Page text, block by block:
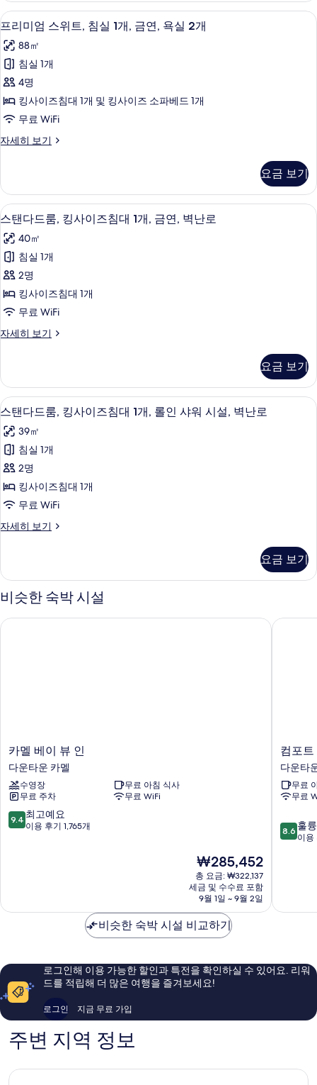
두
보
기
히
보
기
이
즈
침
대
1
개,
금
연,
식
욕
조
사
진
모
두
보
기
튜
디
킹
사
이
즈
침
대
개,
사
식
욕
조
자
세
히
보
기
프
리
미
엄
스
위
침
1
개,
금
연,
욕
실
2
개
사
두
보
기
프리미엄 스위트, 침실 1개, 금연, 욕실
6
프리미엄 스위트, 침실 1개, 금연, 욕실 2개
88㎡
침실 1개
4명
킹사이즈침대 1개 및 킹사이즈 소파베드 1개
무료 WiFi
자세히 보기
프
스
위
트,
실
개,
금
연,
욕
실
2
히
보
기
요금 보기
스
탠
다
드
룸,
킹
이
침
대
1
개,
금
연,
벽
난
로
모
두
보
스탠다드룸, 킹사이즈침대 1개, 금연,
4
스탠다드룸, 킹사이즈침대 1개, 금연, 벽난로
40㎡
침실 1개
2명
킹사이즈침대 1개
무료 WiFi
자세히 보기
스
룸,
킹
사
즈
침
대
개,
금
연,
벽
세
보
요금 보기
스
탠
다
드
룸,
킹
이
침
대
1
개,
벽
난
로
사
진
기
스탠다드룸, 킹사이즈침대 1개, 롤인
4
스탠다드룸, 킹사이즈침대 1개, 롤인 샤워 시설, 벽난로
39㎡
침실 1개
2명
킹사이즈침대 1개
무료 WiFi
자세히 보기
스
룸,
킹
사
즈
설,
로
히
요금 보기
비슷한 숙박 시설
카
멜
베
이
뷰
인
다
카멜 베이 뷰 인
다운타운 카멜
수영장
무료 아침 식사
무료 주차
무료 WiFi
10
점
고
용
후
기
1,765
개
9.4 최고예요
이용 후기 1,765개
현
재
요
금
₩285,452
₩285,452
총 요금: ₩322,137
세금 및 수수료 포함
9월 1일 ~ 9월 2일
카멜 베이 뷰 인
컴
포
트
인
카
바
이
운
컴포
다운타
무료
무료
10
점
훌
이
용
8.6 훌
이용
컴포트
비슷한 숙박 시설 비교하기
로그인해 이용 가능한 할인과 특전을 확인하실 수 있어요. 리워
드를 적립해 더 많은 여행을 즐겨보세요!
로그인 지금 무료 가입
주변 지역 정보